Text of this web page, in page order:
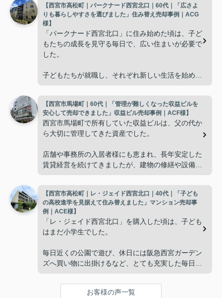
【西宮市高松町｜パークナード西宮北口｜60代｜「広さよ
りも暮らしやすさを選びました」住み替え売却事例｜ACG
様】
「パークナード西宮北口」に住み始めた頃は、子ど
もたちの成長を見守る毎日で、広い住まいが必要で
した。
子どもたちが就職し、それぞれ新しい生活を始める
使わない部屋が増え、
「今の私たちには少し広すぎるね。」
掃除や管理の負担も考え、夫婦二人にちょうど良い
インフィニティエステートさんへ相談すると、「パ
ークナード西宮北口」の査定だけでなく、住み替え
先とのスケジュールや資金計画まで丁寧にサポート
してくださいました。
販売活動では、西宮北口駅へのアクセス、阪急西宮
ガーデンズ、医療機関や買い物施設など、将来も安
した。
【西宮市馬場町｜60代｜「管理が難しくなった収益ビルを
安心して売却できました」収益ビル売却事例｜ACF様】
西宮市馬場町で所有していた収益ビルは、父の代か
ら大切に管理してきた資産でした。
店舗や事務所の入居者様にも恵まれ、長年安定した
賃貸経営を続けてきましたが、建物の修繕や設備更
子どもたちはそれぞれ別の仕事に就いており、
「将来、このビルの管理を任せるのは難しいかもし
れない。」
と家族で話し合うようになりました。
インフィニティエステートさんへ相談すると、収益
投資家向けの販売方法をご提案いただきました。
【西宮市高松町｜レ・ジェイド西宮北口｜40代｜「子ども
の高校進学を見据えて住み替えました」マンション売却事
例｜ACE様】
「レ・ジェイド西宮北口」を購入した頃は、子ども
はまだ小学生でした。
毎日近くの公園で遊び、休日には阪急西宮ガーデン
ズへ買い物に出掛けるなど、とても充実した毎日を
年月が経ち、子どもが高校進学を意識する年齢にな
お客様の声一覧